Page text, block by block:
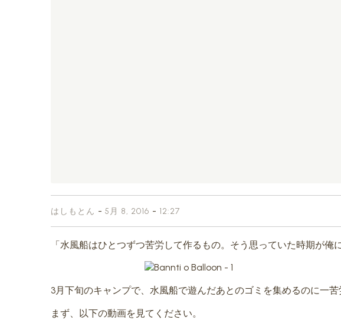
はしもとん - 5月 8, 2016 - 12:27
「水風船はひとつずつ苦労して作るもの。そう思っていた時期が俺
3月下旬のキャンプで、水風船で遊んだあとのゴミを集めるのに一苦
まず、以下の動画を見てください。